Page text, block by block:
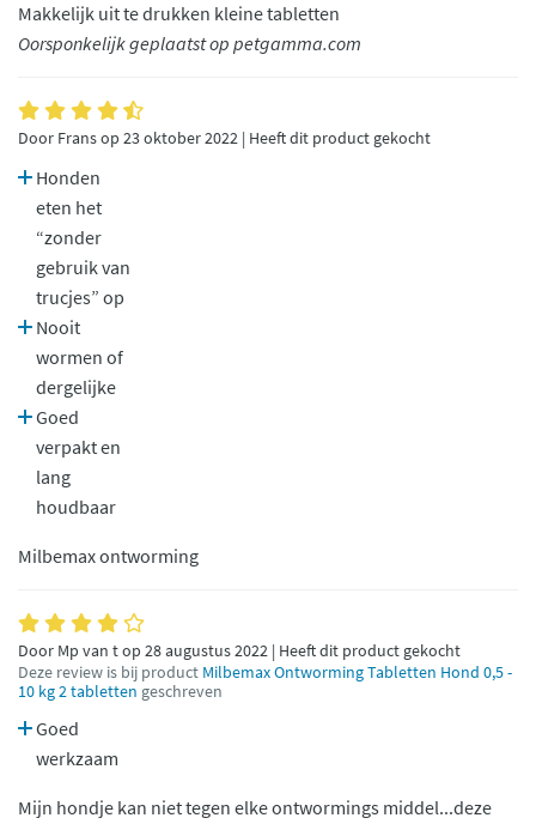
Makkelijk uit te drukken kleine tabletten
Oorsponkelijk geplaatst op petgamma.com
Door Frans op 23 oktober 2022 | Heeft dit product gekocht
Honden
eten het
“zonder
gebruik van
trucjes” op
Nooit
wormen of
dergelijke
Goed
verpakt en
lang
houdbaar
Milbemax ontworming
Door Mp van t op 28 augustus 2022 | Heeft dit product gekocht
Deze review is bij product Milbemax Ontworming Tabletten Hond 0,5 -
10 kg 2 tabletten geschreven
Goed
werkzaam
Mijn hondje kan niet tegen elke ontwormings middel...deze